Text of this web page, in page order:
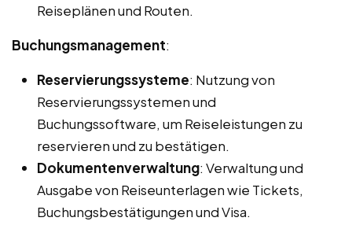
Reiseplänen und Routen.
Buchungsmanagement:
Reservierungssysteme: Nutzung von
Reservierungssystemen und
Buchungssoftware, um Reiseleistungen zu
reservieren und zu bestätigen.
Dokumentenverwaltung: Verwaltung und
Ausgabe von Reiseunterlagen wie Tickets,
Buchungsbestätigungen und Visa.